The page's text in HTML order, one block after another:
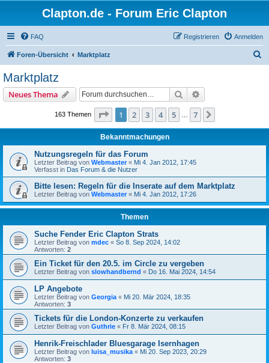
Clapton.de - Forum Eric Clapton
FAQ Anmelden
Registrieren
Foren-Übersicht Marktplatz
Marktplatz
Neues Thema Suche
163 Themen Seite 1von
1 2 3 4 5 7
Bekanntmachungen
Nutzungsregeln für das Forum
Letzter Beitrag von Webmaster« Mi 4. Jan 2012, 17:45
Verfasst in Das Forum & die Nutzer
Bitte lesen: Regeln für die Inserate auf dem Marktplatz
Letzter Beitrag von Webmaster « Mi 4. Jan 2012, 17:26
Themen
Suche Fender Eric Clapton Strats
Letzter Beitrag von mdec « So 8. Sep 2024, 14:02
Antworten: 2
Ein Ticket für den 20.5. im Circle zu vergeben
Letzter Beitrag von slowhandbernd « Do 16. Mai 2024, 14:54
LP Angebote
Letzter Beitrag von Georgia « Mi 20. Mär 2024, 18:35
Antworten: 3
Tickets für die London-Konzerte zu verkaufen
Letzter Beitrag von Guthrie « Fr 8. Mär 2024, 08:15
Henrik-Freischlader Bluesgarage Isernhagen
Letzter Beitrag von luisa_musika « Mi 20. Sep 2023, 20:29
Antworten: 3